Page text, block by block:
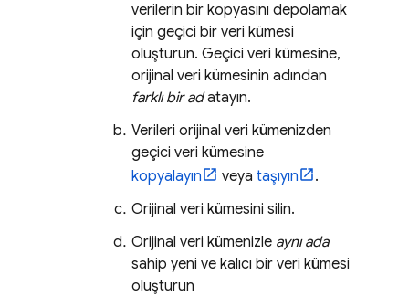
verilerin bir kopyasını depolamak
için geçici bir veri kümesi
oluşturun. Geçici veri kümesine,
orijinal veri kümesinin adından
farklı bir adatayın.
Verileri orijinal veri kümenizden
geçici veri kümesine
kopyalayın
veya taşıyın
.
Orijinal veri kümesini silin.
Orijinal veri kümenizle aynı ada
sahip yeni ve kalıcı bir veri kümesi
oluşturun